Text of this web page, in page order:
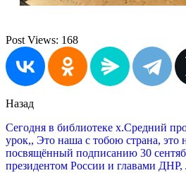
Post Views: 168
Назад
Сегодня в библиотеке х.Средний
урок,, Это наша с тобою страна, это
посвящённый подписанию 30
президентом России и главами